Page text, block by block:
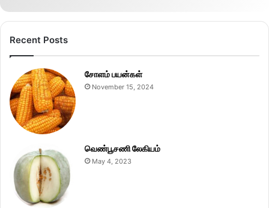
Recent Posts
சோளம் பயன்கள்
November 15, 2024
வெண்பூசணி லேகியம்
May 4, 2023